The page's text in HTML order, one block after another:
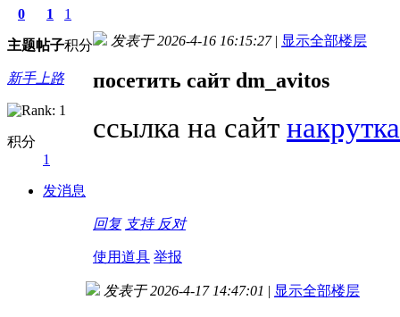
0
主题
1
帖子
1
积分
新手上路
积分
1
发消息
发表于 2026-4-16 16:15:27 | 显示全部楼层
посетить сайт dm_avitos
ссылка на сайт
回复 支持 反对
使用道具 举报
发表于 2026-4-17 14:47:01 | 显示全部楼层